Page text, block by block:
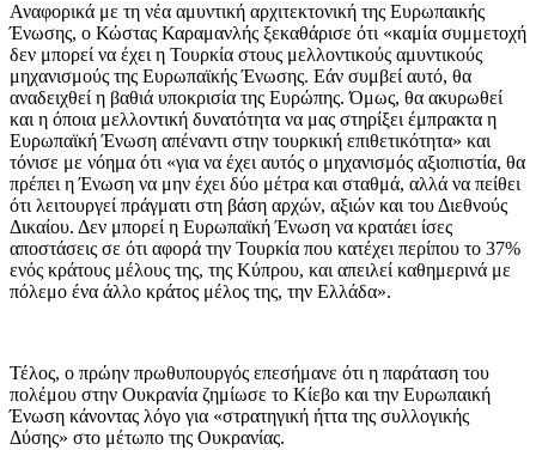
Αναφορικά με τη νέα αμυντική αρχιτεκτονική της Ευρωπαικής
Ένωσης, ο Κώστας Καραμανλής ξεκαθάρισε ότι «καμία συμμετοχή
δεν μπορεί να έχει η Τουρκία στους μελλοντικούς αμυντικούς
μηχανισμούς της Ευρωπαϊκής Ένωσης. Εάν συμβεί αυτό, θα
αναδειχθεί η βαθιά υποκρισία της Ευρώπης. Όμως, θα ακυρωθεί
και η όποια μελλοντική δυνατότητα να μας στηρίξει έμπρακτα η
Ευρωπαϊκή Ένωση απέναντι στην τουρκική επιθετικότητα» και
τόνισε με νόημα ότι «για να έχει αυτός ο μηχανισμός αξιοπιστία, θα
πρέπει η Ένωση να μην έχει δύο μέτρα και σταθμά, αλλά να πείθει
ότι λειτουργεί πράγματι στη βάση αρχών, αξιών και του Διεθνούς
Δικαίου. Δεν μπορεί η Ευρωπαϊκή Ένωση να κρατάει ίσες
αποστάσεις σε ότι αφορά την Τουρκία που κατέχει περίπου το 37%
ενός κράτους μέλους της, της Κύπρου, και απειλεί καθημερινά με
πόλεμο ένα άλλο κράτος μέλος της, την Ελλάδα».
Τέλος, ο πρώην πρωθυπουργός επεσήμανε ότι η παράταση του
πολέμου στην Ουκρανία ζημίωσε το Κίεβο και την Ευρωπαική
Ένωση κάνοντας λόγο για «στρατηγική ήττα της συλλογικής
Δύσης» στο μέτωπο της Ουκρανίας.